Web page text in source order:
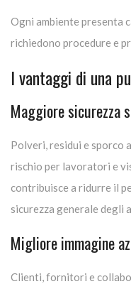
Ogni ambiente presenta
richiedono procedure e
I vantaggi di una
Maggiore sicurezza
Polveri, residui e sporco
rischio per lavoratori e
contribuisce a ridurre il
sicurezza generale degli
Migliore immagine
Clienti, fornitori e